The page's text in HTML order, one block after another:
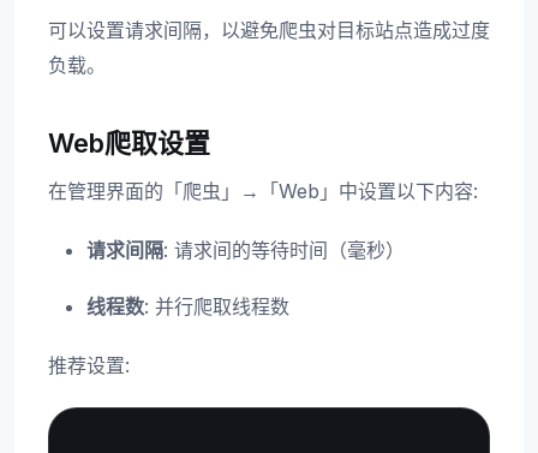
可以设置请求间隔，以避免爬虫对目标站点造成过度
负载。
Web爬取设置
在管理界面的「爬虫」→「Web」中设置以下内容:
请求间隔: 请求间的等待时间（毫秒）
线程数: 并行爬取线程数
推荐设置: